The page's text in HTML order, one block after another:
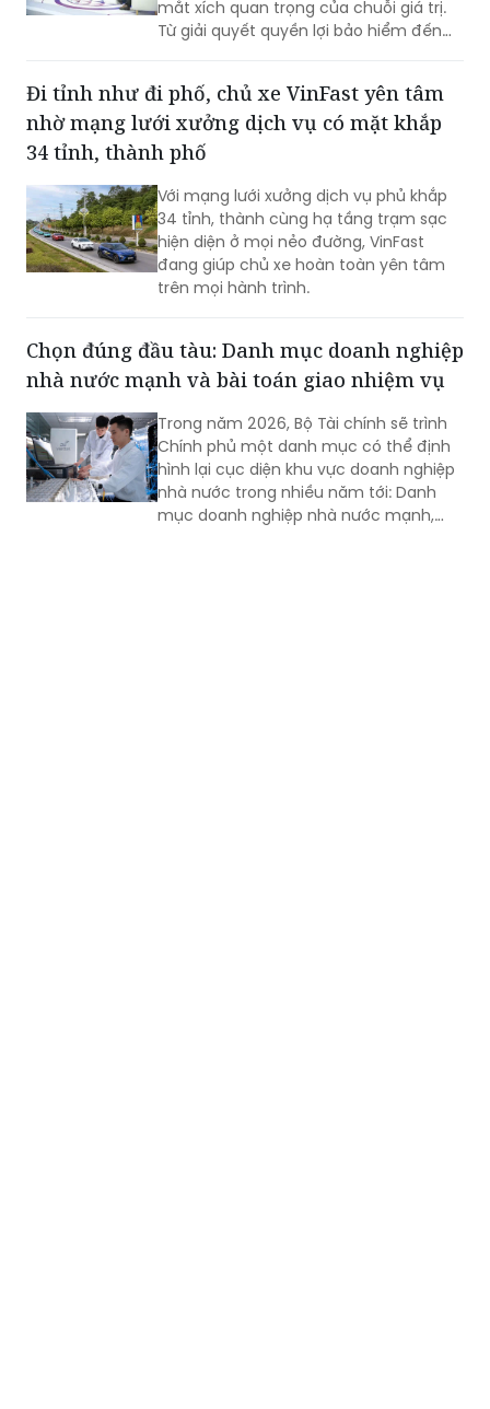
mắt xích quan trọng của chuỗi giá trị.
Từ giải quyết quyền lợi bảo hiểm đến
hiệu quả và liên tục tối ưu để biến AI
thành động lực tăng trưởng bền vững.
Đi tỉnh như đi phố, chủ xe VinFast yên tâm
nhờ mạng lưới xưởng dịch vụ có mặt khắp
34 tỉnh, thành phố
Với mạng lưới xưởng dịch vụ phủ khắp
34 tỉnh, thành cùng hạ tầng trạm sạc
hiện diện ở mọi nẻo đường, VinFast
đang giúp chủ xe hoàn toàn yên tâm
trên mọi hành trình.
Chọn đúng đầu tàu: Danh mục doanh nghiệp
nhà nước mạnh và bài toán giao nhiệm vụ
Trong năm 2026, Bộ Tài chính sẽ trình
Chính phủ một danh mục có thể định
hình lại cục diện khu vực doanh nghiệp
nhà nước trong nhiều năm tới: Danh
mục doanh nghiệp nhà nước mạnh,